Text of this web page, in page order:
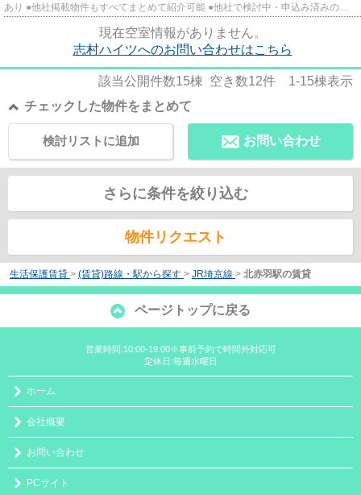
あり ●他社掲載物件もすべてまとめて紹介可能 ●他社で検討中・申込み済みのお
現在空室情報がありません。
志村ハイツへのお問い合わせはこちら
該当公開件数15棟 空き数12件 1-15棟表示
チェックした物件をまとめて
お問い合わせ
検討リストに追加
さらに条件を絞り込む
物件リクエスト
生活保護賃貸 > (賃貸)路線・駅から探す > JR埼京線 > 北赤羽駅の賃貸
ページトップに戻る
営業時間:10:00-19:00※事前予約で時間外対応可
定休日:毎週水曜日
ホーム
会社概要
お問い合わせ
PCサイト